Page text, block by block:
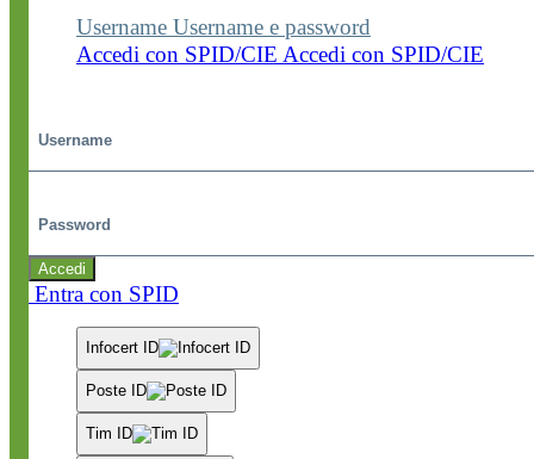
Username Username e password
Accedi con SPID/CIE Accedi con SPID/CIE
Accedi
Entra con SPID
Infocert ID
Poste ID
Tim ID